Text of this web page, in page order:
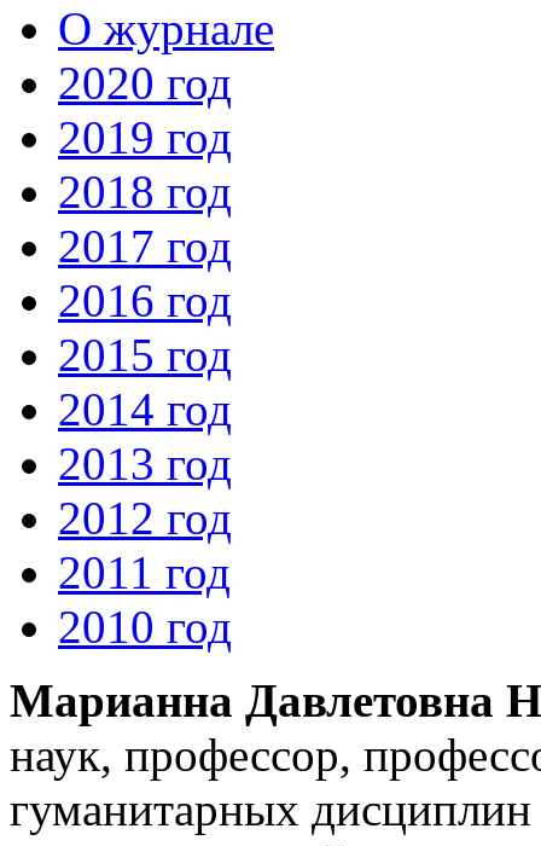
О журнале
2020 год
2019 год
2018 год
2017 год
2016 год
2015 год
2014 год
2013 год
2012 год
2011 год
2010 год
Марианна Давлетовна
наук, профессор,
гуманитарных дисциплин